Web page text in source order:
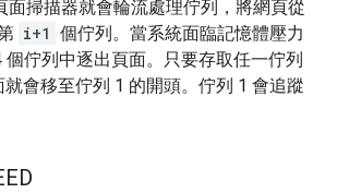
面掃描器就會輪流處理佇列，將網頁從
i+1 個佇列。當系統面臨記憶體壓力
個佇列中逐出頁面。只要存取任一佇列
會移至佇列 1 的開頭。佇列 1 會追蹤